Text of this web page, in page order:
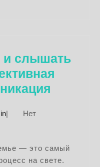
и слышать
друг
друга:
admin
|
Нет
на свете.